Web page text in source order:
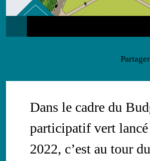
Dans le cadre du
participatif vert lancé
2022, c’est au tour